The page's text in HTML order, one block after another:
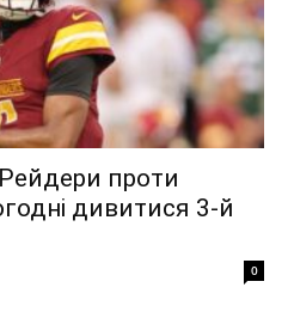
проти
дивитися 3-й
0